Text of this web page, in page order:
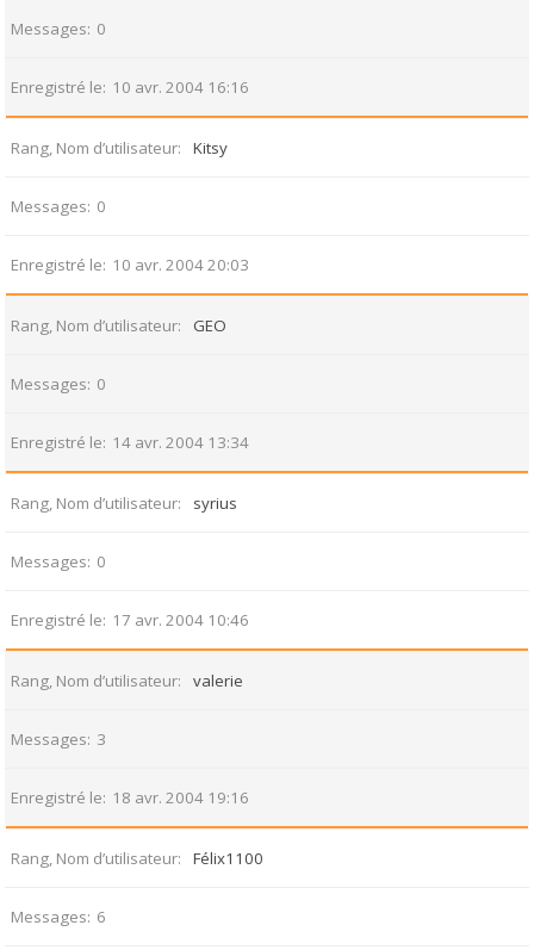
Messages 0
Enregistré le 10 avr. 2004 16:16
Rang, Nom d’utilisateur Kitsy
Messages 0
Enregistré le 10 avr. 2004 20:03
Rang, Nom d’utilisateur GEO
Messages 0
Enregistré le 14 avr. 2004 13:34
Rang, Nom d’utilisateur syrius
Messages 0
Enregistré le 17 avr. 2004 10:46
Rang, Nom d’utilisateur valerie
Messages 3
Enregistré le 18 avr. 2004 19:16
Rang, Nom d’utilisateur Félix1100
Messages 6